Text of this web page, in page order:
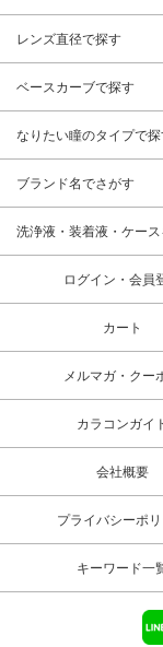
レンズ直径で探す
ベースカーブで探す
なりたい瞳のタイプで
ブランド名でさがす
洗浄液・装着液・ケー
ログイン・会員
カート
メルマガ・クー
カラコンガイ
会社概要
プライバシーポ
キーワード一